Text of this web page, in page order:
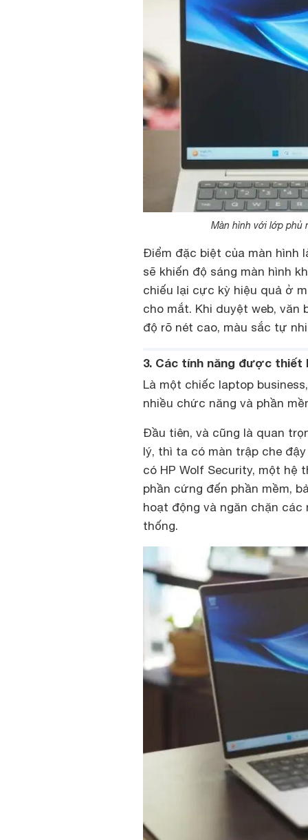
Màn hình với lớp phủ
Điểm đặc biệt của màn hình
sẽ khiến độ sáng màn hình
chiếu lại cực kỳ hiệu quả ở
cho mắt. Khi duyệt web, văn
độ rõ nét cao, màu sắc tự
3. Các tính năng được thiết
Là một chiếc laptop
nhiều chức năng và phần
Đầu tiên, và cũng là quan
lý, thì ta có màn trập che
có HP Wolf Security, một hệ
phần cứng đến phần mềm,
hoạt động và ngăn chặn
thống.